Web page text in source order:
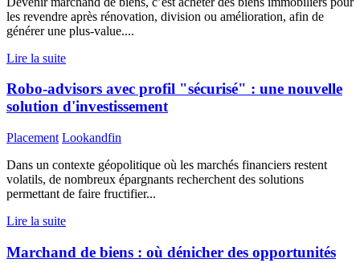
les revendre après rénovation, division ou amélioration, afin de
générer une plus-value....
Lire la suite
Robo-advisors avec profil "sécurisé" : une nouvelle
solution d'investissement
Placement Lookandfin
Dans un contexte géopolitique où les marchés financiers restent
volatils, de nombreux épargnants recherchent des solutions
permettant de faire fructifier...
Lire la suite
Marchand de biens : où dénicher des opportunités